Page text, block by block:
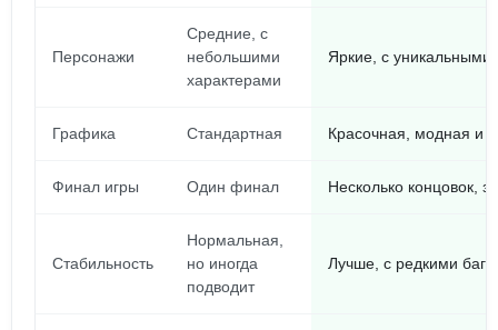
Персонажи
Средние, с
небольшими
характерами
Яркие, с уникальными
Графика Стандартная Красочная, модная и
Финал игры Один финал Несколько концовок,
Стабильность
Нормальная,
но иногда
подводит
Лучше, с редкими